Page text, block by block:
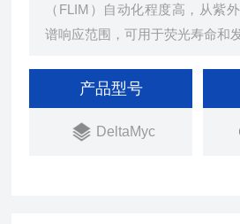
（FLIM）自动化程度高，从紫
谱响应范围，可用于荧光寿命和
产品型号
DeltaMyc